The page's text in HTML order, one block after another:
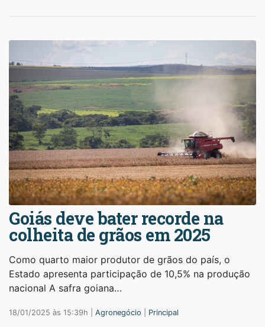
Goiás deve bater recorde na
colheita de grãos em 2025
Como quarto maior produtor de grãos do país, o
Estado apresenta participação de 10,5% na produção
nacional A safra goiana…
18/01/2025 às 15:39h | Agronegócio Principal